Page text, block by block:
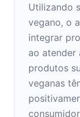
Utilizando
vegano, o
integrar
ao atender
produtos
veganas